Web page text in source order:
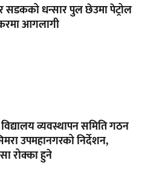
धन्सार पुल छेउमा पेट्रोल
आगलागी
व्यवस्थापन समिति गठन
उपमहानगरको निर्देशन,
रोक्का हुने